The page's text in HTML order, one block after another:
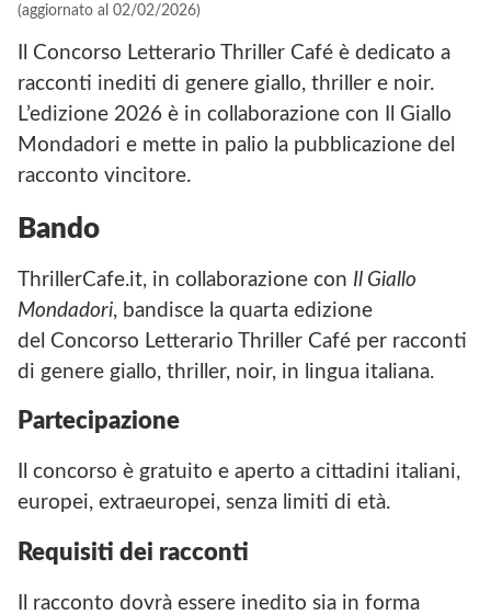
(aggiornato al 02/02/2026)
Il Concorso Letterario Thriller Café è dedicato a
racconti inediti di genere giallo, thriller e noir.
L’edizione 2026 è in collaborazione con Il Giallo
Mondadori e mette in palio la pubblicazione del
racconto vincitore.
Bando
ThrillerCafe.it, in collaborazione con Il Giallo
Mondadori, bandisce la quarta edizione
del Concorso Letterario Thriller Café per racconti
di genere giallo, thriller, noir, in lingua italiana.
Partecipazione
Il concorso è gratuito e aperto a cittadini italiani,
europei, extraeuropei, senza limiti di età.
Requisiti dei racconti
Il racconto dovrà essere inedito sia in forma